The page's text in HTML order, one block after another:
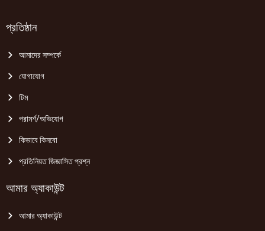
প্রতিষ্ঠান
আমাদের সম্পর্কে
যোগাযোগ
টিম
পরামর্শ/অভিযোগ
কিভাবে কিনবো
প্রতিনিয়ত জিজ্ঞাসিত প্রশ্ন
আমার অ্যাকাউন্ট
আমার অ্যাকাউন্ট